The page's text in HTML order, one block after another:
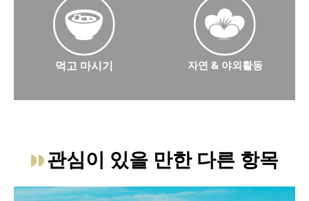
먹고 마시기 자연 & 야외활동
관심이 있을 만한 다른 항목